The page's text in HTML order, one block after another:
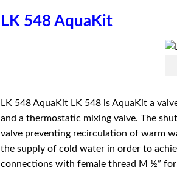
LK 548 AquaKit
LK 548 AquaKit LK 548 is AquaKit a
and a thermostatic mixing valve. The
valve preventing ­recirculation of warm
the supply of cold water in order to
connections with female thread M ½”